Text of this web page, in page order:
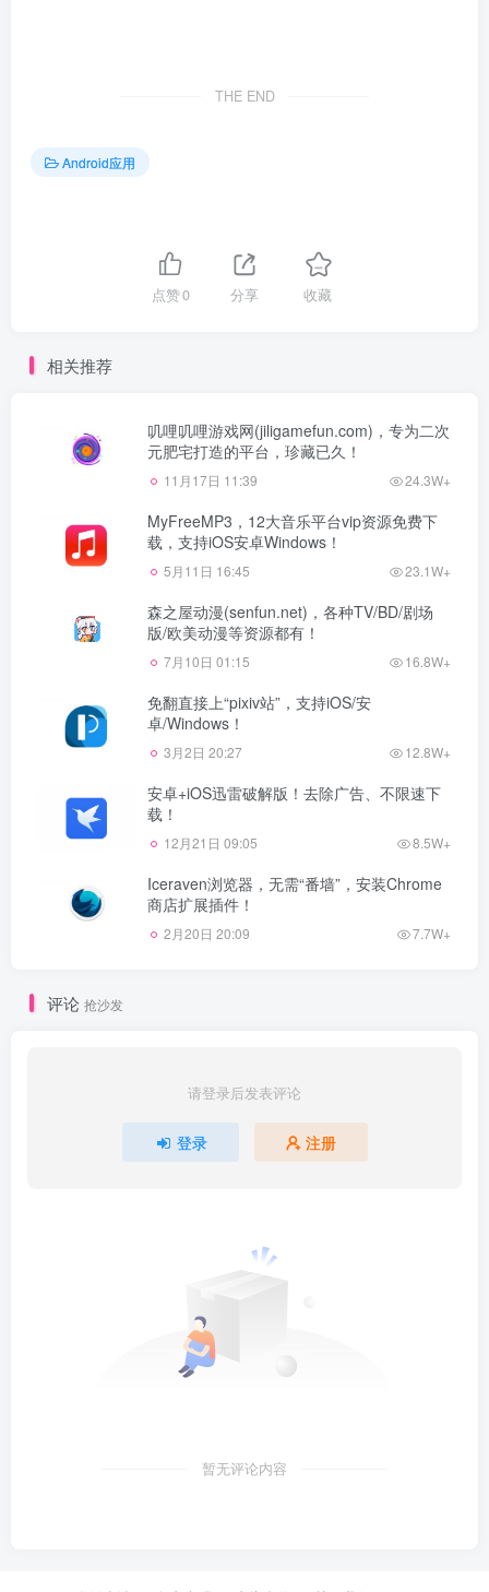
THE END
Android应用
点赞0 分享 收藏
相关推荐
叽哩叽哩游戏网(jiligamefun.com)，专为二次
元肥宅打造的平台，珍藏已久！
11月17日 11:39 24.3W+
MyFreeMP3，12大音乐平台vip资源免费下
载，支持iOS安卓Windows！
5月11日 16:45 23.1W+
森之屋动漫(senfun.net)，各种TV/BD/剧场
版/欧美动漫等资源都有！
7月10日 01:15 16.8W+
免翻直接上“pixiv站”，支持iOS/安
卓/Windows！
3月2日 20:27 12.8W+
安卓+iOS迅雷破解版！去除广告、不限速下
载！
12月21日 09:05 8.5W+
Iceraven浏览器，无需“番墙”，安装Chrome
商店扩展插件！
2月20日 20:09 7.7W+
评论 抢沙发
请登录后发表评论
登录 注册
暂无评论内容